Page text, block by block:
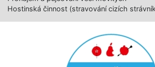
Hostinská činnost (stravování cizích